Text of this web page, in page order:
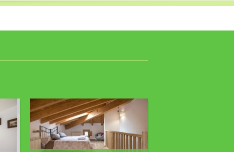
La antigua cámara